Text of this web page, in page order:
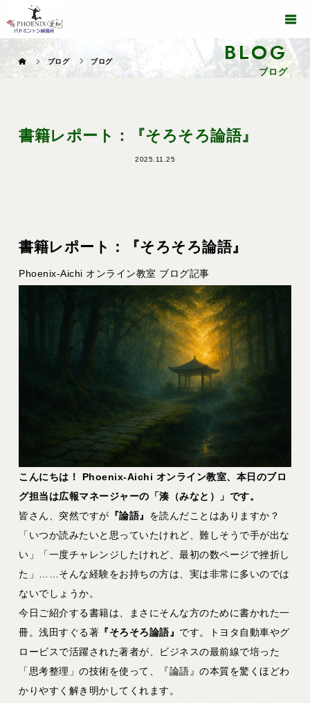
BLOG
ブログ
ブログ ブログ
書籍レポート：『そろそろ論語』
2025.11.25
書籍レポート：『そろそろ論語』
Phoenix-Aichi オンライン教室 ブログ記事
こんにちは！ Phoenix-Aichi オンライン教室、本日のブロ
グ担当は広報マネージャーの「湊（みなと）」です。
皆さん、突然ですが 『論語』 を読んだことはありますか？
「いつか読みたいと思っていたけれど、難しそうで手が出な
い」「一度チャレンジしたけれど、最初の数ページで挫折し
た」……そんな経験をお持ちの方は、実は非常に多いのでは
ないでしょうか。
今日ご紹介する書籍は、まさにそんな方のために書かれた一
冊。浅田すぐる著 『そろそろ論語』 です。トヨタ自動車やグ
ロービスで活躍された著者が、ビジネスの最前線で培った
「思考整理」の技術を使って、『論語』の本質を驚くほどわ
かりやすく解き明かしてくれます。